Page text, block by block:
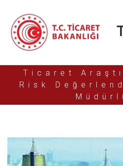
Ticaret
Risk